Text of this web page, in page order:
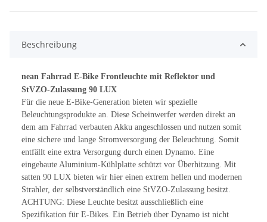
Beschreibung
nean Fahrrad E-Bike Frontleuchte mit Reflektor und
StVZO-Zulassung 90 LUX
Für die neue E-Bike-Generation bieten wir spezielle
Beleuchtungsprodukte an. Diese Scheinwerfer werden direkt an
dem am Fahrrad verbauten Akku angeschlossen und nutzen somit
eine sichere und lange Stromversorgung der Beleuchtung. Somit
entfällt eine extra Versorgung durch einen Dynamo. Eine
eingebaute Aluminium-Kühlplatte schützt vor Überhitzung. Mit
satten 90 LUX bieten wir hier einen extrem hellen und modernen
Strahler, der selbstverständlich eine StVZO-Zulassung besitzt.
ACHTUNG: Diese Leuchte besitzt ausschließlich eine
Spezifikation für E-Bikes. Ein Betrieb über Dynamo ist nicht